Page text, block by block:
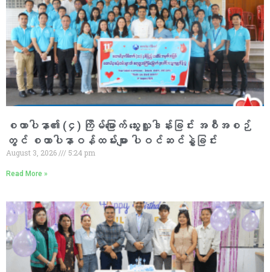
စထာပါနာ၏ (၄) ကြိမ်မြောက် သွေးလှူဒါန်းခြင်း အစီအစဉ်
တွင် စထာပါနာဝန်ထမ်းများ ပါဝင်ဆင်နွှဲခြင်း
August 3, 2026 5:24 pm
Read More »